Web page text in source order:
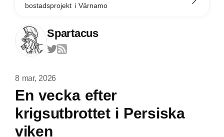
bostadsprojekt i Värnamo
Spartacus
8 mar, 2026
En vecka efter
krigsutbrottet i Persiska
viken